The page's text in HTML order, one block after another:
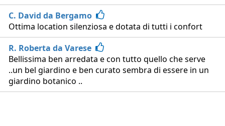
C. David da Bergamo
Ottima location silenziosa e dotata di tutti i confort
R. Roberta da Varese
Bellissima ben arredata e con tutto quello che serve
..un bel giardino e ben curato sembra di essere in un
giardino botanico ..